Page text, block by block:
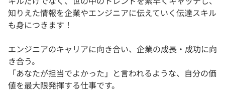
知りえた情報を企業やエンジニアに伝えていく伝達スキル
も身につきます！
エンジニアのキャリアに向き合い、企業の成長・成功に向
き合う。
「あなたが担当でよかった」と言われるような、自分の価
値を最大限発揮する仕事です。